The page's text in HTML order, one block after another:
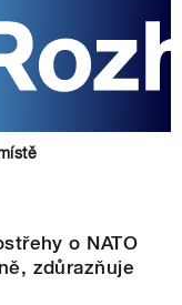
o NATO
zdůrazňuje